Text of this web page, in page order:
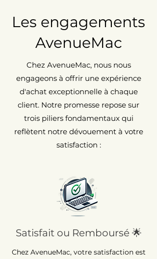
Les engagements
AvenueMac
Chez AvenueMac, nous nous
engageons à offrir une expérience
d'achat exceptionnelle à chaque
client. Notre promesse repose sur
trois piliers fondamentaux qui
reflètent notre dévouement à votre
satisfaction :
Satisfait ou Remboursé 🌟
Chez AvenueMac, votre satisfaction est